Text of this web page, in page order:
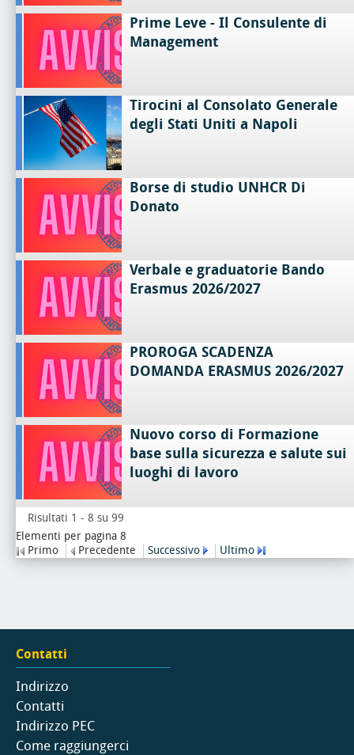
Prime Leve - Il Consulente di
Management
Tirocini al Consolato Generale
degli Stati Uniti a Napoli
Borse di studio UNHCR Di
Donato
Verbale e graduatorie Bando
Erasmus 2026/2027
PROROGA SCADENZA
DOMANDA ERASMUS 2026/2027
Nuovo corso di Formazione
base sulla sicurezza e salute sui
luoghi di lavoro
Risultati 1 - 8 su 99
Elementi per pagina 8
Primo
Precedente Successivo Ultimo
Contatti
Indirizzo
Contatti
Indirizzo PEC
Come raggiungerci